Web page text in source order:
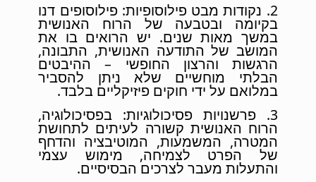
2. נקודות מבט פילוסופיות: פילוסופים דנו
בקיומה ובטבעה של הרוח האנושית
במשך מאות שנים. יש הרואים בו את
המושב של התודעה האנושית, התבונה,
הרגשות והרצון החופשי – ההיבטים
הבלתי מוחשיים שלא ניתן להסביר
במלואם על ידי חוקים פיזיקליים בלבד.
3. פרשנויות פסיכולוגיות: בפסיכולוגיה,
הרוח האנושית קשורה לעיתים לתחושת
המטרה, המשמעות, המוטיבציה והדחף
של הפרט לצמיחה, מימוש עצמי
והתעלות מעבר לצרכים הבסיסיים.